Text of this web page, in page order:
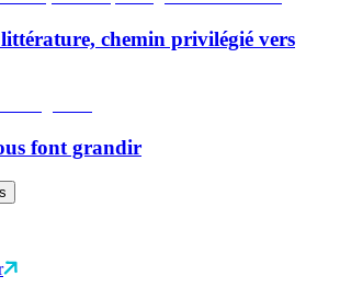
chemin privilégié vers
font grandir